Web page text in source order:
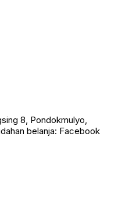
8, Pondokmulyo,
belanja: Facebook